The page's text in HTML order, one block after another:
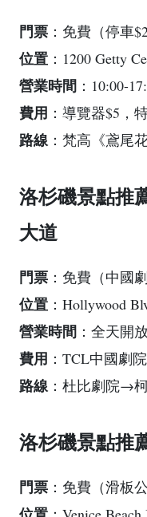
門票 ：免費（停車
位置 ：1200 Getty
營業時間 ：10:00-
費用 ：導覽器$5，
路線：梵高《鳶尾
洛杉磯景點推
大道
門票 ：免費（中國
位置 ：Hollywood
營業時間 ：全天開放
費用 ：TCL中國劇
路線：杜比劇院→
洛杉磯景點推
門票 ：免費（滑板